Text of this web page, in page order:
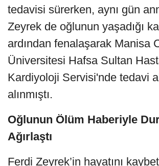
tedavisi sürerken, aynı gün
Zeyrek de oğlunun yaşadığı
ardından fenalaşarak Manisa
Üniversitesi Hafsa Sultan
Kardiyoloji Servisi'nde tedavi
alınmıştı.
Oğlunun Ölüm Haberiyle
Ağırlaştı
Ferdi Zeyrek’in hayatını